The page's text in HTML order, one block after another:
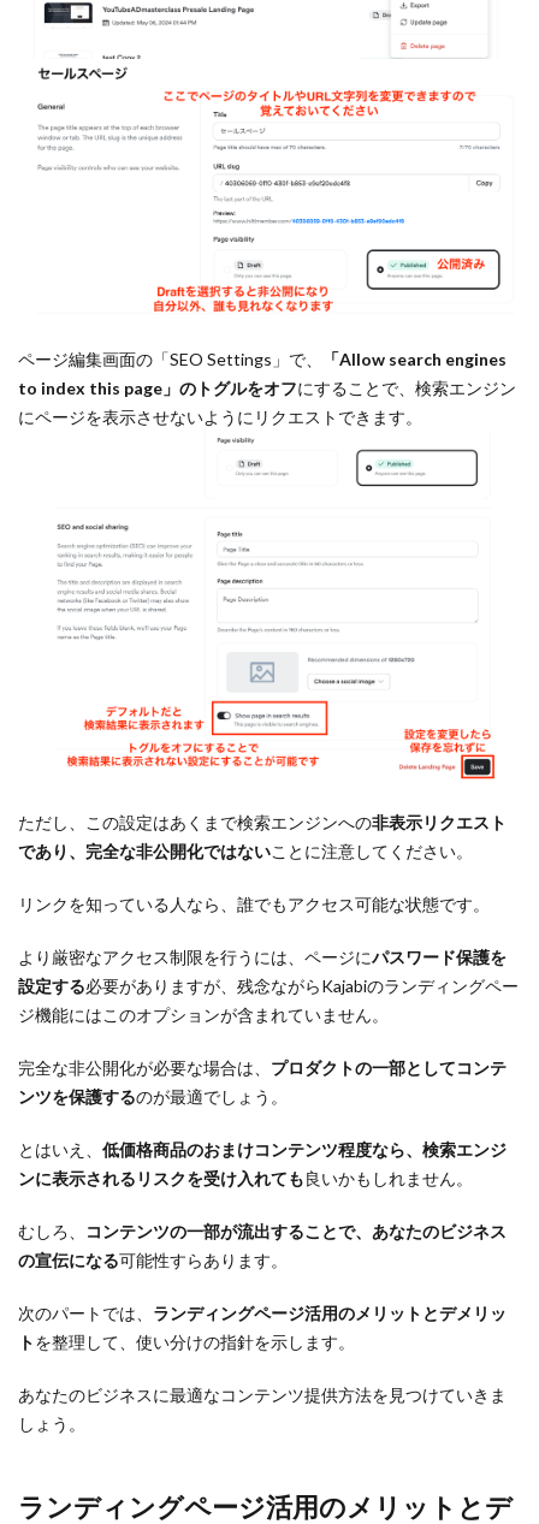
ページ編集画面の「SEO Settings」で、
「Allow search engines
to index this page」のトグルをオフにすることで、検索エンジン
にページを表示させないようにリクエストできます。
ただし、この設定はあくまで検索エンジンへの非表示リクエスト
であり、完全な非公開化ではないことに注意してください。
リンクを知っている人なら、誰でもアクセス可能な状態です。
より厳密なアクセス制限を行うには、ページにパスワード保護を
設定する必要がありますが、残念ながらKajabiのランディングペー
ジ機能にはこのオプションが含まれていません。
完全な非公開化が必要な場合は、 プロダクトの一部としてコンテ
ンツを保護するのが最適でしょう。
とはいえ、 低価格商品のおまけコンテンツ程度なら、検索エンジ
ンに表示されるリスクを受け入れても良いかもしれません。
むしろ、
コンテンツの一部が流出することで、あなたのビジネス
の宣伝になる可能性すらあります。
次のパートでは、 ランディングページ活用のメリットとデメリッ
トを整理して、使い分けの指針を示します。
あなたのビジネスに最適なコンテンツ提供方法を見つけていきま
しょう。
ランディングページ活用のメリットとデ